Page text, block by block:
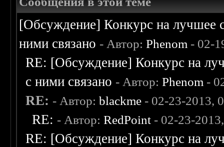
[Обсуждение] Конкурс на лучшее
ними связано - Автор:Phenom - 02-
RE: [Обсуждение] Конкурс на
с ними связано - Автор:Phenom -
RE: - Автор:blackme - 02-23-2013,
RE: - Автор:RedPoint - 02-23-
RE: [Обсуждение] Конкурс на